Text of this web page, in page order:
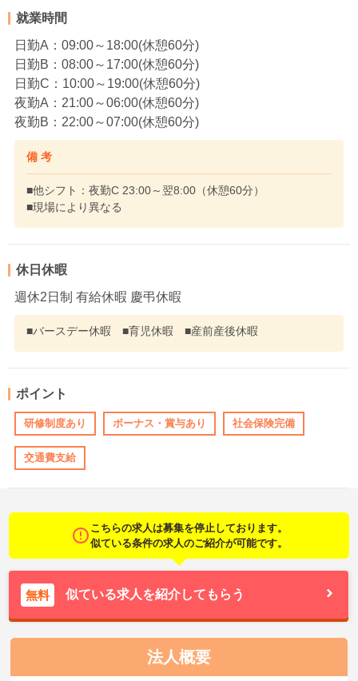
就業時間
日勤A：09:00～18:00(休憩60分)
日勤B：08:00～17:00(休憩60分)
日勤C：10:00～19:00(休憩60分)
夜勤A：21:00～06:00(休憩60分)
夜勤B：22:00～07:00(休憩60分)
備 考
■他シフト：夜勤C 23:00～翌8:00（休憩60分）
■現場により異なる
休日休暇
週休2日制 有給休暇 慶弔休暇
■バースデー休暇 ■育児休暇 ■産前産後休暇
ポイント
研修制度あり ボーナス・賞与あり 社会保険完備
交通費支給
こちらの求人は募集を停止しております。
似ている条件の求人のご紹介が可能です。
無料 似ている求人を紹介してもらう
法人概要